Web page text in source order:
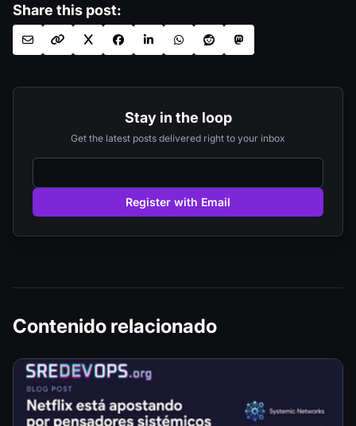
Share this post:
Stay in the loop
Get the latest posts delivered right to your inbox
Register with Email
Contenido relacionado